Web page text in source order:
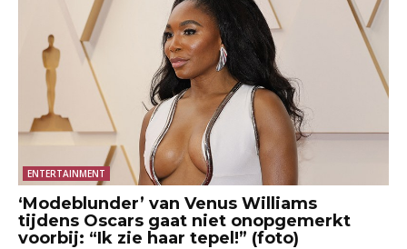
ENTERTAINMENT
‘Modeblunder’ van Venus Williams
tijdens Oscars gaat niet onopgemerkt
voorbij: “Ik zie haar tepel!” (foto)